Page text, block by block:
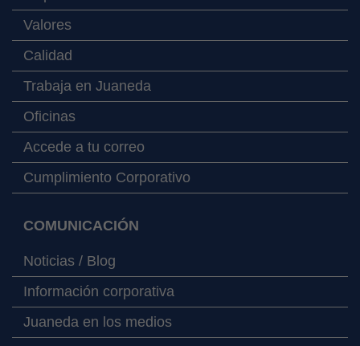
Valores
Calidad
Trabaja en Juaneda
Oficinas
Accede a tu correo
Cumplimiento Corporativo
COMUNICACIÓN
Noticias / Blog
Información corporativa
Juaneda en los medios